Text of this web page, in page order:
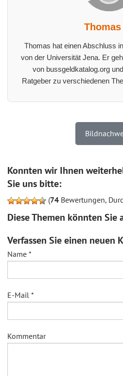
Thomas
Thomas hat einen Abschluss
von der Universität Jena. Er
von bussgeldkatalog.org
Ratgeber zu verschiedenen
Konnten wir Ihnen
Sie uns bitte:
(74 Bewertungen,
Diese Themen könnten Sie
Verfassen Sie einen neuen
Name *
E-Mail *
Kommentar